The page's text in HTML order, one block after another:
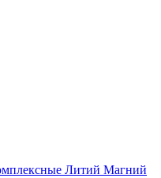
Литий Магний